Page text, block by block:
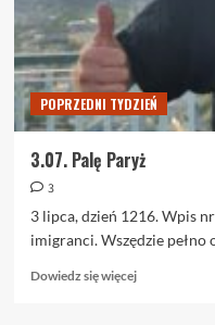
POPRZEDNI TYDZIEŃ
3.07. Palę Paryż
3
3 lipca, dzień 1216. Wpis
imigranci. Wszędzie pełno
Dowiedz się więcejDowiedz